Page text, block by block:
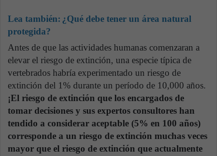
Lea también: ¿Qué debe tener un área natural
protegida?
Antes de que las actividades humanas comenzaran a
elevar el riesgo de extinción, una especie típica de
vertebrados habría experimentado un riesgo de
extinción del 1% durante un período de 10,000 años.
¡El riesgo de extinción que los encargados de
tomar decisiones y sus expertos consultores han
tendido a considerar aceptable (5% en 100 años)
corresponde a un riesgo de extinción muchas veces
mayor que el riesgo de extinción que actualmente